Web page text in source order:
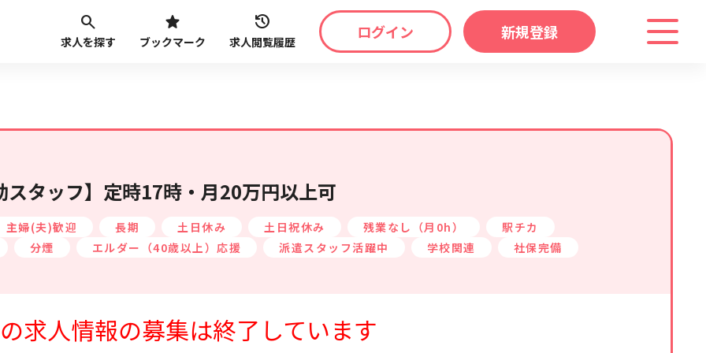
最近見た求人
最近利用した検索条件
求人を探す ブックマーク 求人閲覧履歴 ログイン 新規登録
タッフ】定時17時・月20万円以上可
主婦(夫)歓迎 長期 土日休み 土日祝休み 残業なし（月0h）
駅チカ
分煙
エルダー（40歳以上）応援 派遣スタッフ活躍中 学校関連 社保完備
求人情報の募集は終了しています